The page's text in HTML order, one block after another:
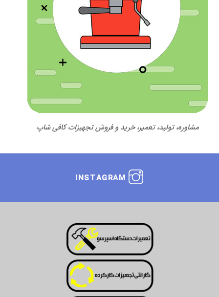
مشاوره، تولید، تعمیر، خرید و فروش تجهیزات کافی شاپ
INSTAGRAM